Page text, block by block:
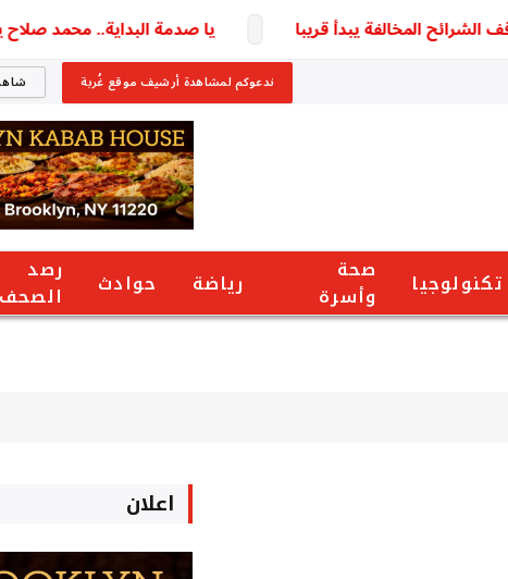
المخالفة يبدأ قريبا يا صدمة البداية.. محمد صلاح
ندعوكم لمشاهدة أرشيف موقع غُربة
تكنولوجيا
صحة
وأسرة
رياضة حوادث
رصد
الصحف
اعلان